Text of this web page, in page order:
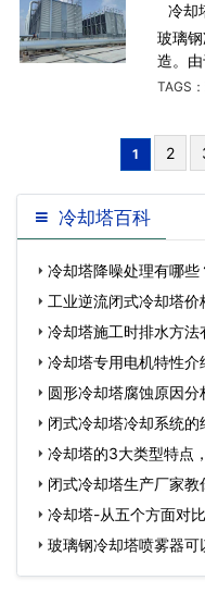
冷却
玻璃
造。
在大
TAGS：
1 2
冷却塔百科
冷却塔降噪处理有哪
工业逆流闭式冷却塔
冷却塔施工时排水方
冷却塔专用电机特性
圆形冷却塔腐蚀原因
闭式冷却塔冷却系统
冷却塔的3大类型特点
坏)…
闭式冷却塔生产厂家
冷却塔厂家安装…
冷却塔-从五个方面对
玻璃钢冷却塔喷雾器可
形玻璃钢冷却…